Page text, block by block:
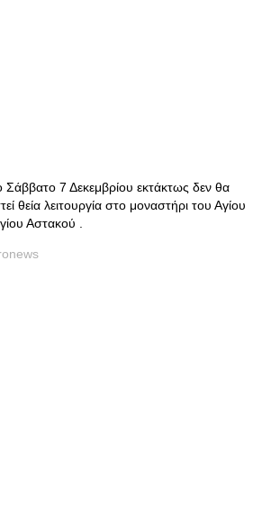
Σάββατο 7 Δεκεμβρίου εκτάκτως δεν θα
θεία λειτουργία στο μοναστήρι του Αγίου
Αστακού .